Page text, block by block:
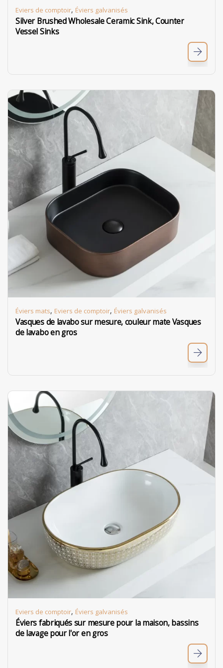
Eviers de comptoir, Éviers galvanisés
Silver Brushed Wholesale Ceramic Sink, Counter
Vessel Sinks
Éviers mats, Eviers de comptoir, Éviers galvanisés
Vasques de lavabo sur mesure, couleur mate Vasques
de lavabo en gros
Eviers de comptoir, Éviers galvanisés
Éviers fabriqués sur mesure pour la maison, bassins
de lavage pour l'or en gros